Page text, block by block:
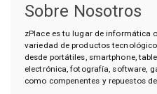
Sobre Nosotros
zPlace es tu lugar de informática
variedad de productos
desde portátiles, smartphone,
electrónica, fotografía, software,
como compenentes y repuestos